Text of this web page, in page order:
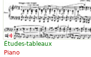
Études-tableaux
Piano